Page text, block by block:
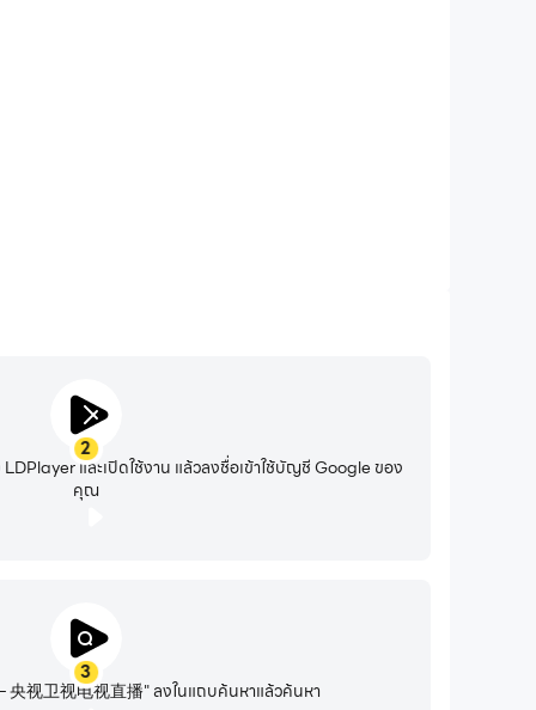
2
และเปิดใช้งาน แล้วลงชื่อเข้าใช้บัญชี Google ของ
คุณ
3
央视卫视电视直播" ลงในแถบค้นหาแล้วค้นหา